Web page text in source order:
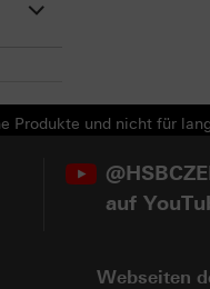
Produkte und nicht für
auf
Webseiten